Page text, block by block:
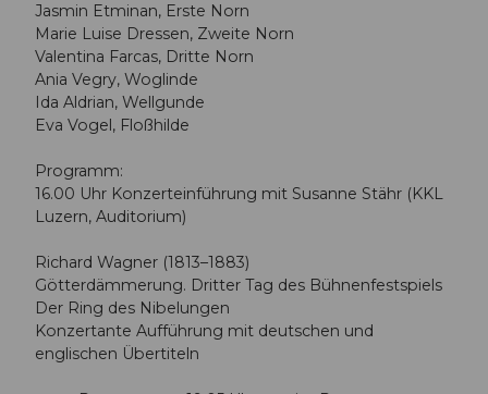
Jasmin Etminan, Erste Norn
Marie Luise Dressen, Zweite Norn
Valentina Farcas, Dritte Norn
Ania Vegry, Woglinde
Ida Aldrian, Wellgunde
Eva Vogel, Floßhilde
Programm:
16.00 Uhr Konzerteinführung mit Susanne Stähr (KKL
Luzern, Auditorium)
Richard Wagner (1813–1883)
Götterdämmerung. Dritter Tag des Bühnenfestspiels
Der Ring des Nibelungen
Konzertante Aufführung mit deutschen und
englischen Übertiteln